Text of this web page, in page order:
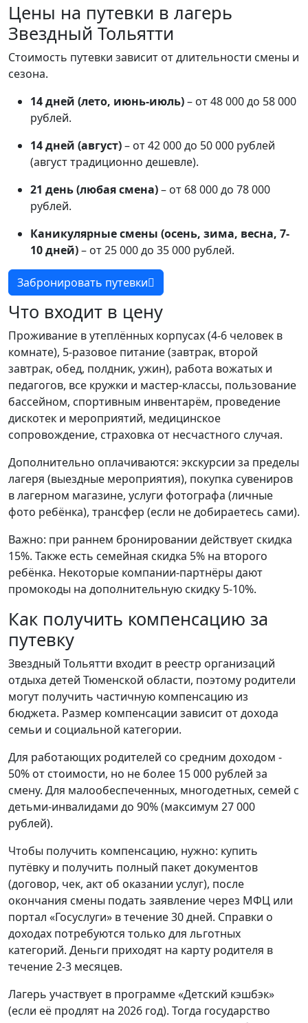
Цены на путевки в лагерь
Звездный Тольятти
Стоимость путевки зависит от длительности смены и
сезона.
14 дней (лето, июнь-июль)– от 48 000 до 58 000
рублей.
14 дней (август)– от 42 000 до 50 000 рублей
(август традиционно дешевле).
21 день (любая смена)– от 68 000 до 78 000
рублей.
Каникулярные смены (осень, зима, весна, 7-
10 дней)– от 25 000 до 35 000 рублей.
Забронировать путевки
Что входит в цену
Проживание в утеплённых корпусах (4-6 человек в
комнате), 5-разовое питание (завтрак, второй
завтрак, обед, полдник, ужин), работа вожатых и
педагогов, все кружки и мастер-классы, пользование
бассейном, спортивным инвентарём, проведение
дискотек и мероприятий, медицинское
сопровождение, страховка от несчастного случая.
Дополнительно оплачиваются: экскурсии за пределы
лагеря (выездные мероприятия), покупка сувениров
в лагерном магазине, услуги фотографа (личные
фото ребёнка), трансфер (если не добираетесь сами).
Важно: при раннем бронировании действует скидка
15%. Также есть семейная скидка 5% на второго
ребёнка. Некоторые компании-партнёры дают
промокоды на дополнительную скидку 5-10%.
Как получить компенсацию за
путевку
Звездный Тольятти входит в реестр организаций
отдыха детей Тюменской области, поэтому родители
могут получить частичную компенсацию из
бюджета. Размер компенсации зависит от дохода
семьи и социальной категории.
Для работающих родителей со средним доходом -
50% от стоимости, но не более 15 000 рублей за
смену. Для малообеспеченных, многодетных, семей с
детьми-инвалидами до 90% (максимум 27 000
рублей).
Чтобы получить компенсацию, нужно: купить
путёвку и получить полный пакет документов
(договор, чек, акт об оказании услуг), после
окончания смены подать заявление через МФЦ или
портал «Госуслуги» в течение 30 дней. Справки о
доходах потребуются только для льготных
категорий. Деньги приходят на карту родителя в
течение 2-3 месяцев.
Лагерь участвует в программе «Детский кэшбэк»
(если её продлят на 2026 год). Тогда государство